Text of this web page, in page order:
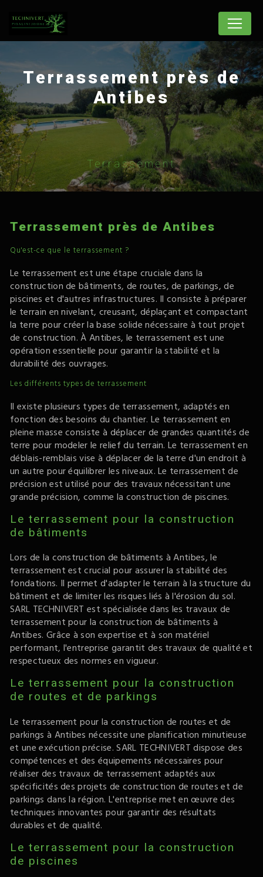
Terrassement près de
Antibes
Terrassement
Terrassement près de Antibes
Qu'est-ce que le terrassement ?
Le terrassement est une étape cruciale dans la
construction de bâtiments, de routes, de parkings, de
piscines et d'autres infrastructures. Il consiste à préparer
le terrain en nivelant, creusant, déplaçant et compactant
la terre pour créer la base solide nécessaire à tout projet
de construction. À Antibes, le terrassement est une
opération essentielle pour garantir la stabilité et la
durabilité des ouvrages.
Les différents types de terrassement
Il existe plusieurs types de terrassement, adaptés en
fonction des besoins du chantier. Le terrassement en
pleine masse consiste à déplacer de grandes quantités de
terre pour modeler le relief du terrain. Le terrassement en
déblais-remblais vise à déplacer de la terre d'un endroit à
un autre pour équilibrer les niveaux. Le terrassement de
précision est utilisé pour des travaux nécessitant une
grande précision, comme la construction de piscines.
Le terrassement pour la construction
de bâtiments
Lors de la construction de bâtiments à Antibes, le
terrassement est crucial pour assurer la stabilité des
fondations. Il permet d'adapter le terrain à la structure du
bâtiment et de limiter les risques liés à l'érosion du sol.
SARL TECHNIVERT est spécialisée dans les travaux de
terrassement pour la construction de bâtiments à
Antibes. Grâce à son expertise et à son matériel
performant, l'entreprise garantit des travaux de qualité et
respectueux des normes en vigueur.
Le terrassement pour la construction
de routes et de parkings
Le terrassement pour la construction de routes et de
parkings à Antibes nécessite une planification minutieuse
et une exécution précise. SARL TECHNIVERT dispose des
compétences et des équipements nécessaires pour
réaliser des travaux de terrassement adaptés aux
spécificités des projets de construction de routes et de
parkings dans la région. L'entreprise met en œuvre des
techniques innovantes pour garantir des résultats
durables et de qualité.
Le terrassement pour la construction
de piscines